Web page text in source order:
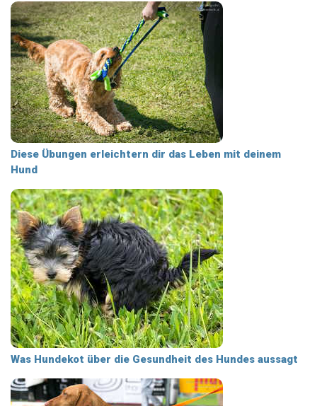
Diese Übungen erleichtern dir das Leben mit deinem
Hund
Was Hundekot über die Gesundheit des Hundes aussagt